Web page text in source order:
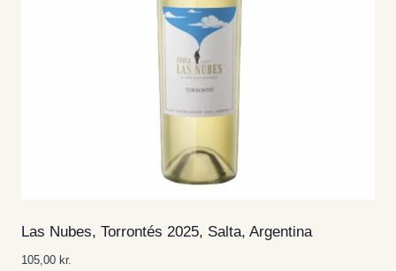
Las Nubes, Torrontés 2025, Salta, Argentina
105,00 kr.